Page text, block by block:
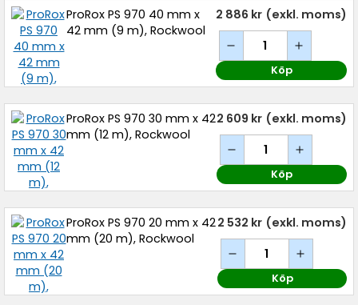
ProRox PS 970 40 mm x
42 mm (9 m), Rockwool
2 886 kr (exkl. moms)
Köp
ProRox PS 970 30 mm x 42
mm (12 m), Rockwool
2 609 kr (exkl. moms)
Köp
ProRox PS 970 20 mm x 42
mm (20 m), Rockwool
2 532 kr (exkl. moms)
Köp